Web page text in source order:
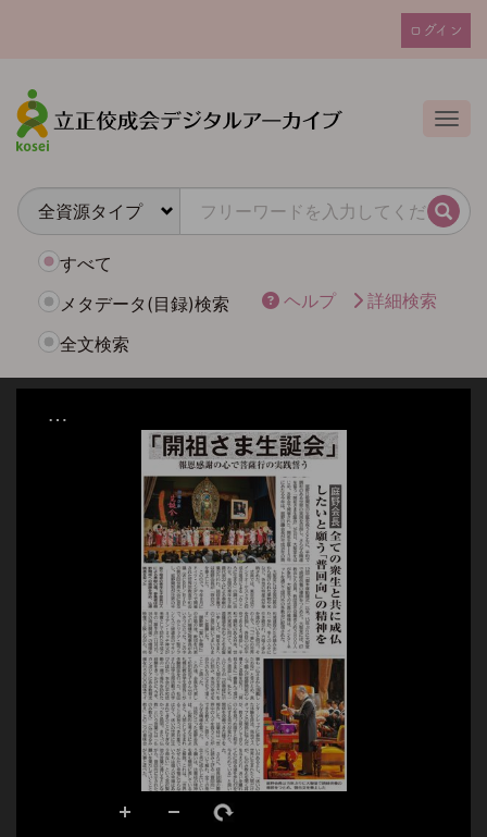
ン
テ
ン
ユ
カ
ウ
ト
ュ
ログイン
検索
すべて
メタデータ(目録)検索
全文検索
ヘルプ 詳細検索